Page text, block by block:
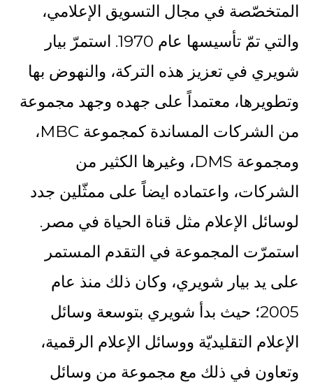
المتخصّصة في مجال التسويق الإعلامي،
والتي تمّ تأسيسها عام 1970. استمرّ بيار
شويري في تعزيز هذه التركة، والنهوض بها
وتطويرها، معتمداً على جهده وجهد مجموعة
من الشركات المساندة كمجموعة MBC،
ومجموعة DMS، وغيرها الكثير من
الشركات، واعتماده ايضاً على ممثّلين جدد
لوسائل الإعلام مثل قناة الحياة في مصر.
استمرّت المجموعة في التقدم المستمر
على يد بيار شويري، وكان ذلك منذ عام
2005؛ حيث بدأ شويري بتوسعة وسائل
الإعلام التقليديّة ووسائل الإعلام الرقمية،
وتعاون في ذلك مع مجموعة من وسائل